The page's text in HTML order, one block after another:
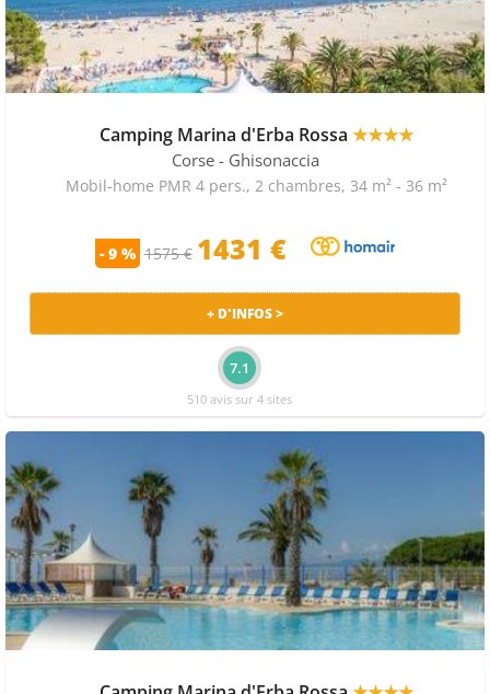
emplacement calme et très arboré. Ici, en plus de la
grande plage, vous aurez à votre disposition une
piscine avec trois bassins chauffés.
Pour le farniente total, vous pouvez plonger dans le
Vos bambins pourront s’amuser dans un mini club,
pendant que vous parcourez les alentours.
Le camping Marina d’Erba Rossa a comme principale
aussi un espace vert et un parc animalier.
le couvent d’Alesani ou les églises de la Castagniccia.
Choisissez votre camping à Ghisonaccia parmi 157
séjours en mobil home à Ghisonaccia proposés par les
sites suivants : Homair Vacances, Camping-and-co et les
plus grands spécialistes des vacances en camping.
Camping Marina d'Erba Rossa ★★★★
Corse - Ghisonaccia
Mobil-home PMR 4 pers., 2 chambres, 34 m² - 36 m²
- 9 % 1575 € 1431 €
+ D'INFOS >
7.1
510 avis sur 4 sites